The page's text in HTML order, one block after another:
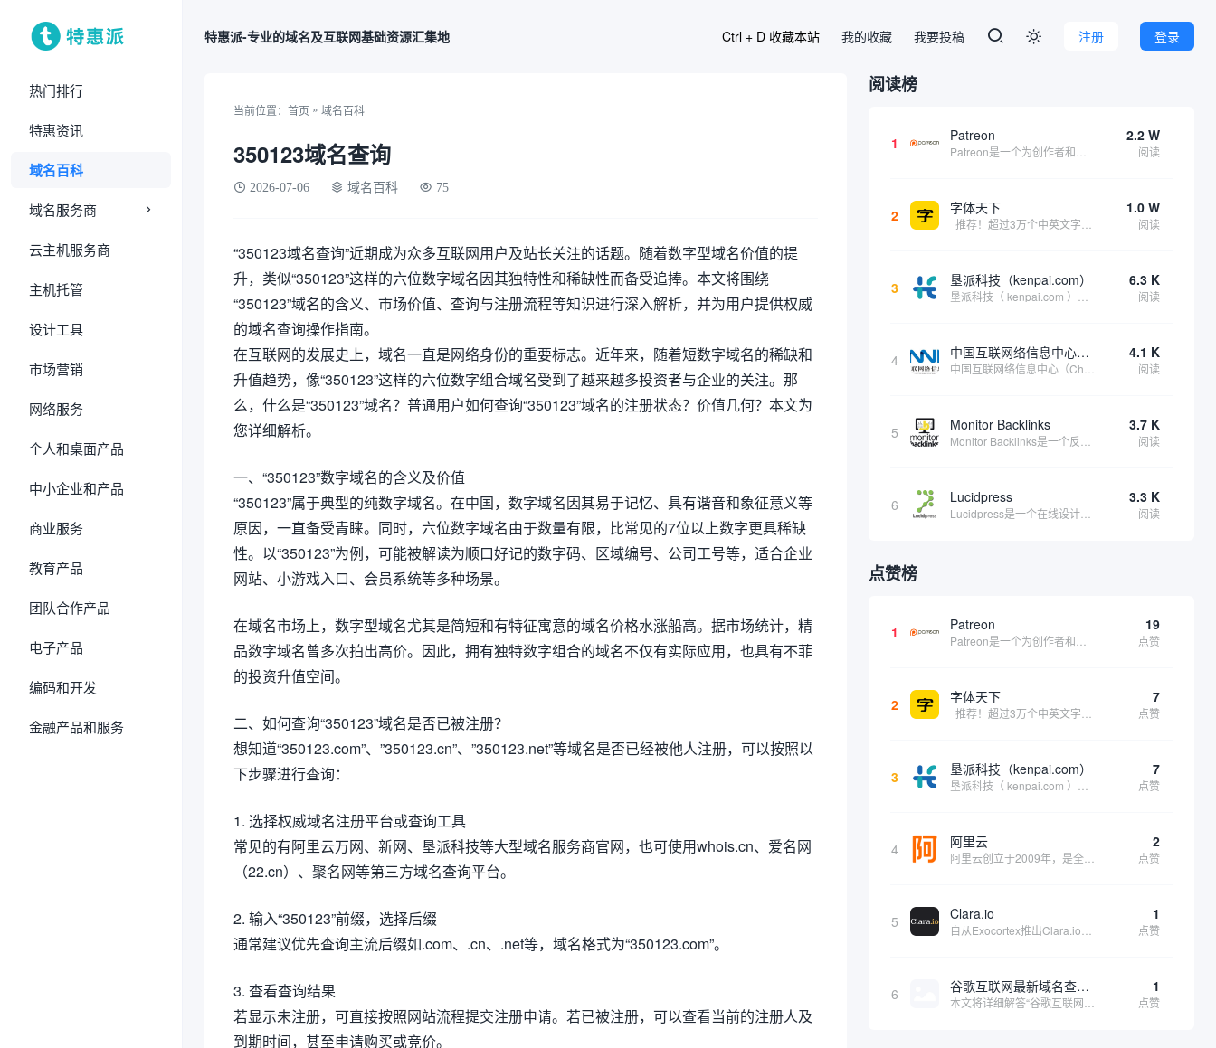
热门排行
特惠资讯
域名百科
域名服务商
云主机服务商
主机托管
设计工具
市场营销
网络服务
个人和桌面产品
中小企业和产品
商业服务
教育产品
团队合作产品
电子产品
编码和开发
金融产品和服务
特惠派-专业的域名及互联网基础资源汇集地 登录
注册

我的收藏 我要投稿
Ctrl + D 收藏本站
当前位置： 首页 » 域名百科
350123域名查询
2026-07-06 域名百科 75
“350123域名查询”近期成为众多互联网用户及站长关注的话题。随着数字型域名价值的提
升，类似“350123”这样的六位数字域名因其独特性和稀缺性而备受追捧。本文将围绕
“350123”域名的含义、市场价值、查询与注册流程等知识进行深入解析，并为用户提供权威
的域名查询操作指南。
在互联网的发展史上，域名一直是网络身份的重要标志。近年来，随着短数字域名的稀缺和
升值趋势，像“350123”这样的六位数字组合域名受到了越来越多投资者与企业的关注。那
么，什么是“350123”域名？普通用户如何查询“350123”域名的注册状态？价值几何？本文为
您详细解析。
一、“350123”数字域名的含义及价值
“350123”属于典型的纯数字域名。在中国，数字域名因其易于记忆、具有谐音和象征意义等
原因，一直备受青睐。同时，六位数字域名由于数量有限，比常见的7位以上数字更具稀缺
性。以“350123”为例，可能被解读为顺口好记的数字码、区域编号、公司工号等，适合企业
网站、小游戏入口、会员系统等多种场景。
在域名市场上，数字型域名尤其是简短和有特征寓意的域名价格水涨船高。据市场统计，精
品数字域名曾多次拍出高价。因此，拥有独特数字组合的域名不仅有实际应用，也具有不菲
的投资升值空间。
二、如何查询“350123”域名是否已被注册？
想知道“350123.com”、”350123.cn”、”350123.net”等域名是否已经被他人注册，可以按照以
下步骤进行查询：
1. 选择权威域名注册平台或查询工具
常见的有阿里云万网、新网、垦派科技等大型域名服务商官网，也可使用whois.cn、爱名网
（22.cn）、聚名网等第三方域名查询平台。
2. 输入“350123”前缀，选择后缀
通常建议优先查询主流后缀如.com、.cn、.net等，域名格式为“350123.com”。
3. 查看查询结果
若显示未注册，可直接按照网站流程提交注册申请。若已被注册，可以查看当前的注册人及
到期时间，甚至申请购买或竞价。
阅读榜
1 Patreon 2.2 W
阅读
2 字体天下 1.0 W
阅读
3 垦派科技（kenpai.com） 6.3 K
阅读
4 中国互联网络信息中心（CNNIC） 4.1 K
阅读
5 Monitor Backlinks 3.7 K
阅读
6 Lucidpress 3.3 K
阅读
点赞榜
1 Patreon 19
点赞
2 字体天下 7
点赞
3 垦派科技（kenpai.com） 7
点赞
4 阿里云 2
点赞
5 Clara.io 1
点赞
6 谷歌互联网最新域名查询网址是什么 1
点赞